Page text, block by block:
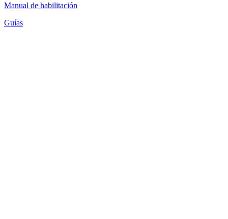
Manual de habilitación
Guías